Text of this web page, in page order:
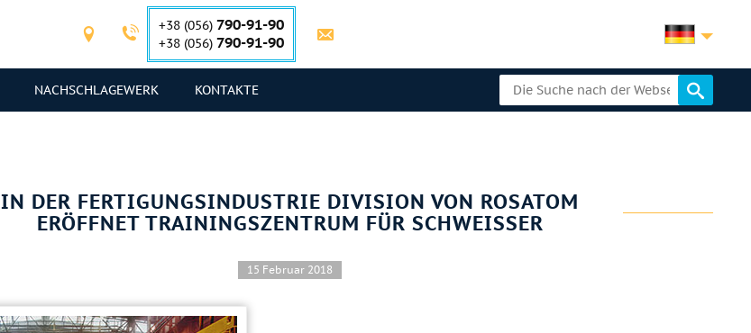
+38 (056) 790-91-90
+38 (056) 790-91-90
NACHSCHLAGEWERK KONTAKTE
IN DER FERTIGUNGSINDUSTRIE DIVISION VON ROSATOM
ERÖFFNET TRAININGSZENTRUM FÜR SCHWEISSER
15 Februar 2018